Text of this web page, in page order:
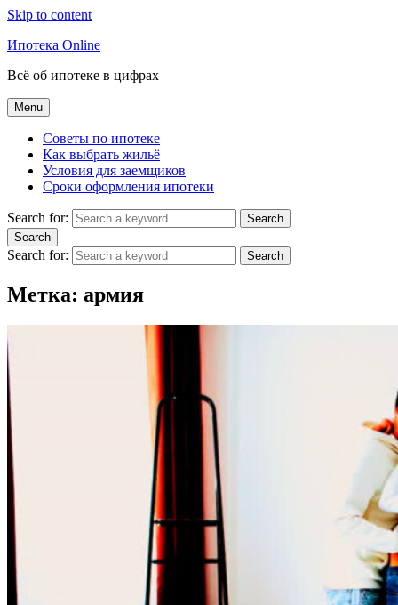
Skip to content
Ипотека Online
Всё об ипотеке в цифрах
Menu
Советы по ипотеке
Как выбрать жильё
Условия для заемщиков
Сроки оформления ипотеки
Search for:
Search
Search
Search for: Search
Метка: армия